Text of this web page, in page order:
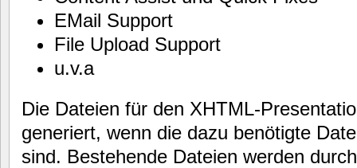
EMail Support
File Upload Support
u.v.a
Die Dateien für den XHTML-
generiert, wenn die dazu benötigte
sind. Bestehende Dateien werden